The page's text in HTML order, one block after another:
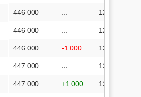
446 000 ... 124 603 929
446 000 ... 124 594 578
446 000 -1 000 124 585 406
447 000 ... 124 564 992
447 000 +1 000 124 564 992